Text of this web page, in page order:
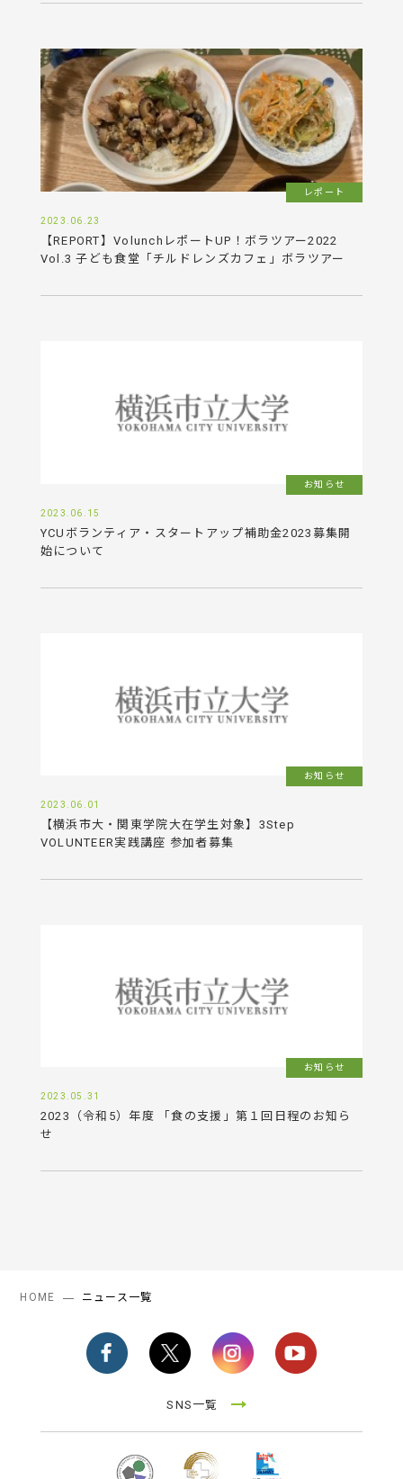
レポート
2023.06.23
【REPORT】VolunchレポートUP！ボラツアー2022
Vol.3 子ども食堂「チルドレンズカフェ」ボラツアー
お知らせ
2023.06.15
YCUボランティア・スタートアップ補助金2023募集開
始について
お知らせ
2023.06.01
【横浜市大・関東学院大在学生対象】3Step
VOLUNTEER実践講座 参加者募集
お知らせ
2023.05.31
2023（令和5）年度 「食の支援」第１回日程のお知ら
せ
HOME ニュース一覧
SNS一覧